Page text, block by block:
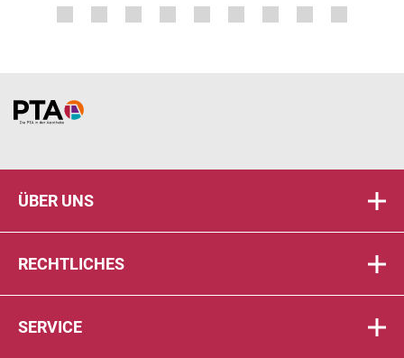
Home
ÜBER UNS
RECHTLICHES
SERVICE